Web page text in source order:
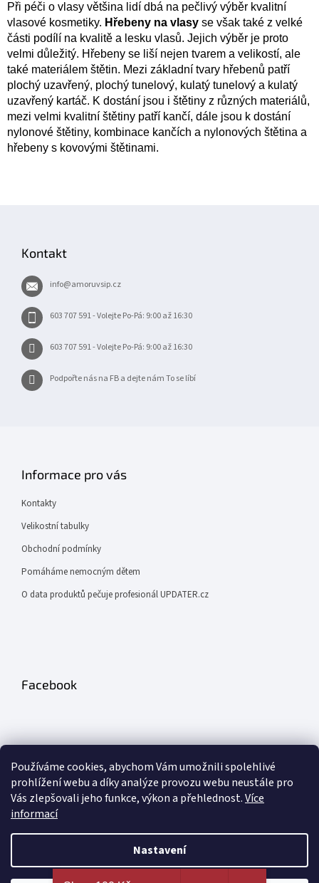
Používáme cookies, abychom Vám umožnili spolehlivé
prohlížení webu a díky analýze provozu webu neustále pro
Vás zlepšovali jeho funkce, výkon a přehlednost.Více
informací
Nastavení
Při péči o vlasy většina lidí dbá na pečlivý výběr kvalitní
vlasové kosmetiky. Hřebeny na vlasy se však také z velké
části podílí na kvalitě a lesku vlasů. Jejich výběr je proto
velmi důležitý. Hřebeny se liší nejen tvarem a velikostí, ale
také materiálem štětin. Mezi základní tvary hřebenů patří
plochý uzavřený, plochý tunelový, kulatý tunelový a kulatý
uzavřený kartáč. K dostání jsou i štětiny z různých materiálů,
mezi velmi kvalitní štětiny patří kančí, dále jsou k dostání
nylonové štětiny, kombinace kančích a nylonových štětina a
hřebeny s kovovými štětinami.
Kontakt
info@amoruvsip.cz
603 707 591 - Volejte Po-Pá: 9:00 až 16:30
603 707 591 - Volejte Po-Pá: 9:00 až 16:30
Podpořte nás na FB a dejte nám To se líbí
Informace pro vás
Kontakty
Velikostní tabulky
Obchodní podmínky
Pomáháme nemocným dětem
O data produktů pečuje profesionál UPDATER.cz
Facebook
Odebírat newsletter
SE